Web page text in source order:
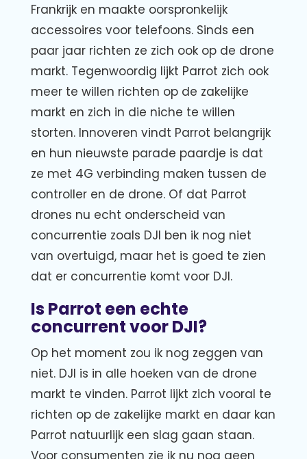
Frankrijk en maakte oorspronkelijk
accessoires voor telefoons. Sinds een
paar jaar richten ze zich ook op de drone
markt. Tegenwoordig lijkt Parrot zich ook
meer te willen richten op de zakelijke
markt en zich in die niche te willen
storten. Innoveren vindt Parrot belangrijk
en hun nieuwste parade paardje is dat
ze met 4G verbinding maken tussen de
controller en de drone. Of dat Parrot
drones nu echt onderscheid van
concurrentie zoals DJI ben ik nog niet
van overtuigd, maar het is goed te zien
dat er concurrentie komt voor DJI.
Is Parrot een echte
concurrent voor DJI?
Op het moment zou ik nog zeggen van
niet. DJI is in alle hoeken van de drone
markt te vinden. Parrot lijkt zich vooral te
richten op de zakelijke markt en daar kan
Parrot natuurlijk een slag gaan staan.
Voor consumenten zie ik nu nog geen